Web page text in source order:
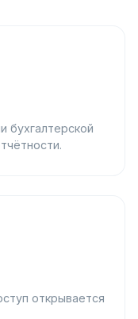
бухгалтерской
открывается